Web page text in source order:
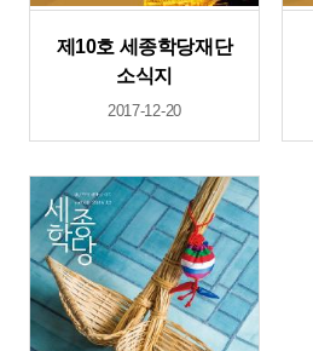
제10호 세종학당재단
소식지
2017-12-20